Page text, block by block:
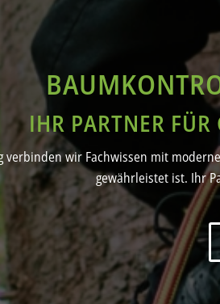
IHR PARTNER
verbinden wir Fachwissen mit
gewährleistet ist. Ihr